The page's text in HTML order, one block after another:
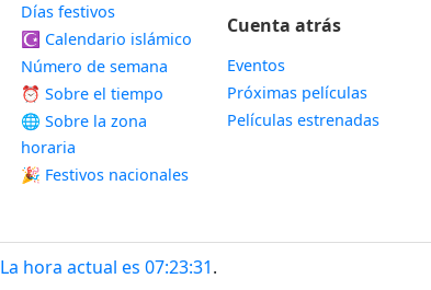
Días festivos
☪️ Calendario islámico
Número de semana
⏰ Sobre el tiempo
🌐 Sobre la zona
horaria
🎉 Festivos nacionales
Cuenta atrás
Eventos
Próximas películas
Películas estrenadas
La hora actual es 07:23:31.